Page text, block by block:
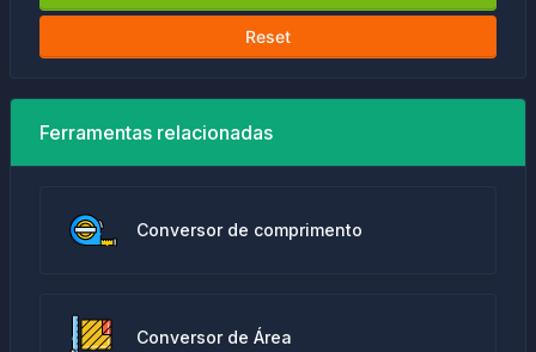
Reset
Ferramentas relacionadas
Conversor de comprimento
Conversor de Área